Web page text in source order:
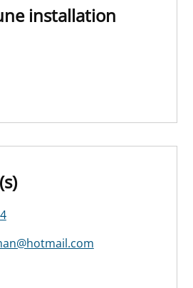
installation